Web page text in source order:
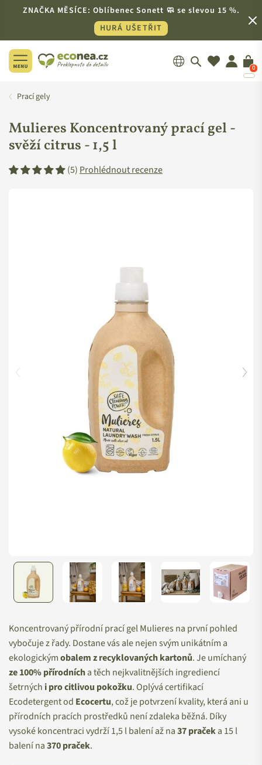
ZNAČKA MĚSÍCE: Oblíbenec Sonett 🧼 se slevou 15 %.
HURÁ UŠETŘIT
0
Prací gely
Mulieres Koncentrovaný prací gel -
svěží citrus -1,5 l
(5) Prohlédnout recenze
Koncentrovaný přírodní prací gel Mulieres na první pohled
vybočuje z řady. Dostane vás ale nejen svým unikátním a
ekologickýmobalem z recyklovaných kartonů. Je umíchaný
ze 100% přírodnícha těch nejkvalitnějších ingrediencí
šetrných i pro citlivou pokožku. Oplývá certifikací
Ecodetergent od Ecocertu, což je potvrzení kvality, která ani u
přírodních pracích prostředků není zdaleka běžná. Díky
vysoké koncentraci vydrží 1,5 l balení až na37 pračeka 15 l
balení na370 praček.